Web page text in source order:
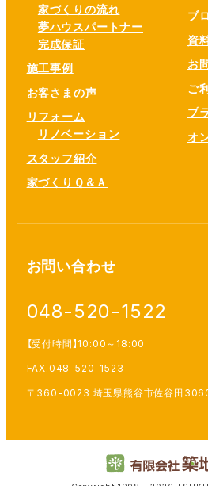
家づくりの流れ
夢ハウスパートナー
完成保証
施工事例
お客さまの声
リフォーム
リノベーション
スタッフ紹介
家づくりＱ＆Ａ
ブ
資
お
ご
プ
オ
お問い合わせ
048-520-1522
【受付時間】10:00～18:00
FAX.048-520-1523
〒360-0023 埼玉県熊谷市佐谷田